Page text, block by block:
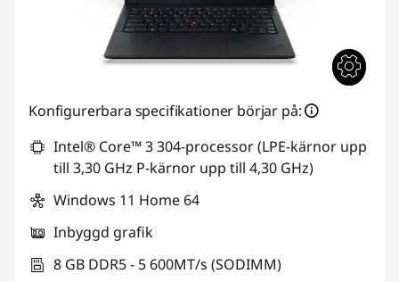
Konfigurerbara specifikationer börjar på:
Intel® Core™ 3 304-processor (LPE-kärnor upp
till 3,30 GHz P-kärnor upp till 4,30 GHz)
Windows 11 Home 64
Inbyggd grafik
8 GB DDR5 - 5 600MT/s (SODIMM)